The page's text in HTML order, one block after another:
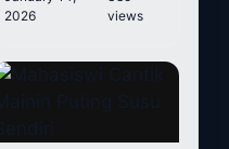
2026
views